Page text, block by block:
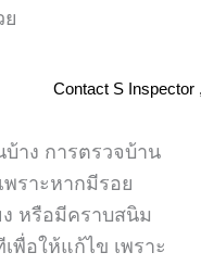
ย
าง การตรวจบ้าน
ราะหากมีรอย
หรือมีคราบสนิม
พื่อให้แก้ไข เพราะ